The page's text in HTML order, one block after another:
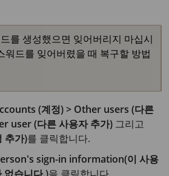
를 생성했으면 잊어버리지 마십시
워드를 잊어버렸을 때 복구할 방법
(계정) > Other users (다른
user (다른 사용자 추가) 그리고
추가)를 클릭합니다.
sign-in information(이 사용